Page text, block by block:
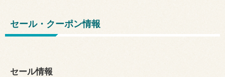
セール・クーポン情報
セール情報